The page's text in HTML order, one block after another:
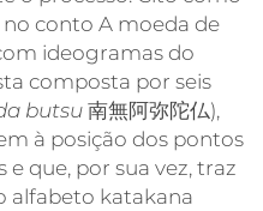
conto A moeda de
ideogramas do
composta por seis
butsu 南無阿弥陀仏),
à posição dos pontos
que, por sua vez, traz
alfabeto katakana